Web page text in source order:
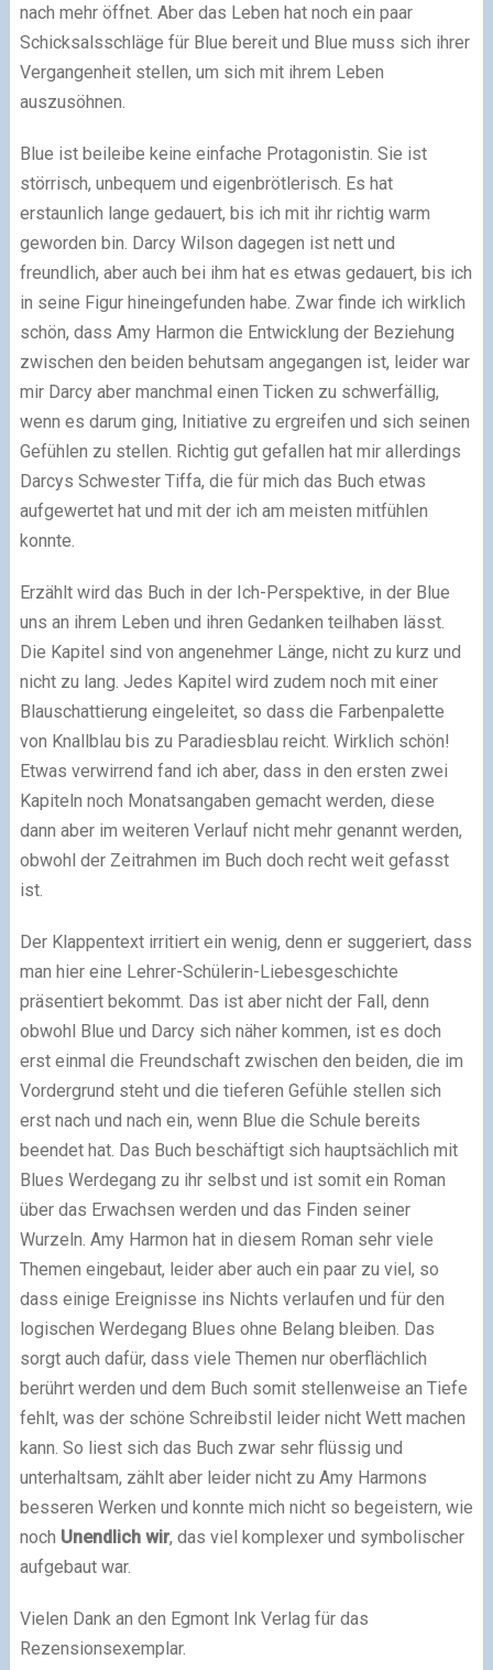
nach mehr öffnet. Aber das Leben hat noch ein paar
Schicksalsschläge für Blue bereit und Blue muss sich ihrer
Vergangenheit stellen, um sich mit ihrem Leben
auszusöhnen.
Blue ist beileibe keine einfache Protagonistin. Sie ist
störrisch, unbequem und eigenbrötlerisch. Es hat
erstaunlich lange gedauert, bis ich mit ihr richtig warm
geworden bin. Darcy Wilson dagegen ist nett und
freundlich, aber auch bei ihm hat es etwas gedauert, bis ich
in seine Figur hineingefunden habe. Zwar finde ich wirklich
schön, dass Amy Harmon die Entwicklung der Beziehung
zwischen den beiden behutsam angegangen ist, leider war
mir Darcy aber manchmal einen Ticken zu schwerfällig,
wenn es darum ging, Initiative zu ergreifen und sich seinen
Gefühlen zu stellen. Richtig gut gefallen hat mir allerdings
Darcys Schwester Tiffa, die für mich das Buch etwas
aufgewertet hat und mit der ich am meisten mitfühlen
konnte.
Erzählt wird das Buch in der Ich-Perspektive, in der Blue
uns an ihrem Leben und ihren Gedanken teilhaben lässt.
Die Kapitel sind von angenehmer Länge, nicht zu kurz und
nicht zu lang. Jedes Kapitel wird zudem noch mit einer
Blauschattierung eingeleitet, so dass die Farbenpalette
von Knallblau bis zu Paradiesblau reicht. Wirklich schön!
Etwas verwirrend fand ich aber, dass in den ersten zwei
Kapiteln noch Monatsangaben gemacht werden, diese
dann aber im weiteren Verlauf nicht mehr genannt werden,
obwohl der Zeitrahmen im Buch doch recht weit gefasst
ist.
Der Klappentext irritiert ein wenig, denn er suggeriert, dass
man hier eine Lehrer-Schülerin-Liebesgeschichte
präsentiert bekommt. Das ist aber nicht der Fall, denn
obwohl Blue und Darcy sich näher kommen, ist es doch
erst einmal die Freundschaft zwischen den beiden, die im
Vordergrund steht und die tieferen Gefühle stellen sich
erst nach und nach ein, wenn Blue die Schule bereits
beendet hat. Das Buch beschäftigt sich hauptsächlich mit
Blues Werdegang zu ihr selbst und ist somit ein Roman
über das Erwachsen werden und das Finden seiner
Wurzeln. Amy Harmon hat in diesem Roman sehr viele
Themen eingebaut, leider aber auch ein paar zu viel, so
dass einige Ereignisse ins Nichts verlaufen und für den
logischen Werdegang Blues ohne Belang bleiben. Das
sorgt auch dafür, dass viele Themen nur oberflächlich
berührt werden und dem Buch somit stellenweise an Tiefe
fehlt, was der schöne Schreibstil leider nicht Wett machen
kann. So liest sich das Buch zwar sehr flüssig und
unterhaltsam, zählt aber leider nicht zu Amy Harmons
besseren Werken und konnte mich nicht so begeistern, wie
noch Unendlich wir, das viel komplexer und symbolischer
aufgebaut war.
Vielen Dank an den Egmont Ink Verlag für das
Rezensionsexemplar.